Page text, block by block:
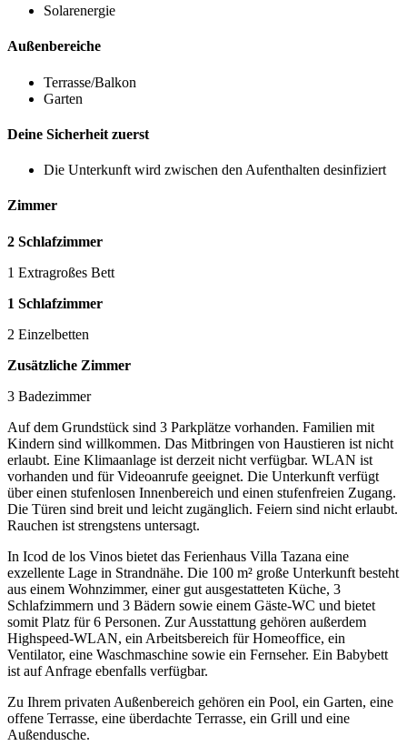
Solarenergie
Außenbereiche
Terrasse/Balkon
Garten
Deine Sicherheit zuerst
Die Unterkunft wird zwischen den Aufenthalten desinfiziert
Zimmer
2 Schlafzimmer
1 Extragroßes Bett
1 Schlafzimmer
2 Einzelbetten
Zusätzliche Zimmer
3 Badezimmer
Auf dem Grundstück sind 3 Parkplätze vorhanden. Familien mit
Kindern sind willkommen. Das Mitbringen von Haustieren ist nicht
erlaubt. Eine Klimaanlage ist derzeit nicht verfügbar. WLAN ist
vorhanden und für Videoanrufe geeignet. Die Unterkunft verfügt
über einen stufenlosen Innenbereich und einen stufenfreien Zugang.
Die Türen sind breit und leicht zugänglich. Feiern sind nicht erlaubt.
Rauchen ist strengstens untersagt.
In Icod de los Vinos bietet das Ferienhaus Villa Tazana eine
exzellente Lage in Strandnähe. Die 100 m² große Unterkunft besteht
aus einem Wohnzimmer, einer gut ausgestatteten Küche, 3
Schlafzimmern und 3 Bädern sowie einem Gäste-WC und bietet
somit Platz für 6 Personen. Zur Ausstattung gehören außerdem
Highspeed-WLAN, ein Arbeitsbereich für Homeoffice, ein
Ventilator, eine Waschmaschine sowie ein Fernseher. Ein Babybett
ist auf Anfrage ebenfalls verfügbar.
Zu Ihrem privaten Außenbereich gehören ein Pool, ein Garten, eine
offene Terrasse, eine überdachte Terrasse, ein Grill und eine
Außendusche.